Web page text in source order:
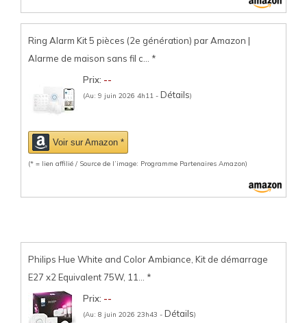
Ring Alarm Kit 5 pièces (2e génération) par Amazon |
Alarme de maison sans fil c... *
Prix: --
(Au: 9 juin 2026 4h11 - Détails)
Voir sur Amazon *
(* = lien affilié / Source de l’image: Programme Partenaires Amazon)
Philips Hue White and Color Ambiance, Kit de démarrage
E27 x2 Equivalent 75W, 11... *
Prix: --
(Au: 8 juin 2026 23h43 - Détails)